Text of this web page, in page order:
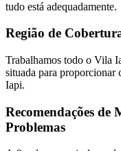
tudo está adequadamente.
Região de
Trabalhamos todo o Vila
situada para proporcionar
Iapi.
Recomendações
Problemas